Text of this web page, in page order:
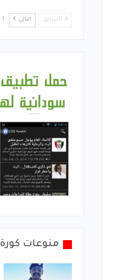
السابق التالي 1 من 377
منوعات كورة